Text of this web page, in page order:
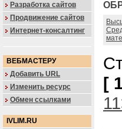
Разработка сайтов
Продвижение сайтов
Интернет-консалтинг
ВЕБМАСТЕРУ
Добавить URL
Изменить ресурс
Обмен ссылками
IVLIM.RU
[